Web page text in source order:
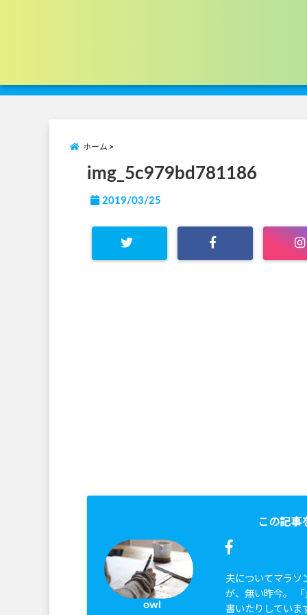
ホーム
img_5c979bd781186
2019/03/25
この記事
owl
夫についてマラソ
が、無い昨今。
書いたりしていま